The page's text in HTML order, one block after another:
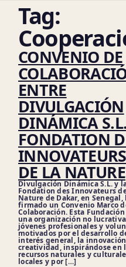
Tag:
CONVENIO DE
ENTRE
DIVULGACIÓN
DINÁMICA
FONDATION
INNOVATEURS
DE LA NATURE
Divulgación Dinámica S.L. y
Fondation des Innovateurs
Nature de Dakar, en Senegal,
firmado un Convenio Marco
Colaboración. Esta Fundación
una organización no
jóvenes profesionales y
motivados por el desarrollo
interés general, la
creatividad, inspirándose en
recursos naturales y
locales y por […]